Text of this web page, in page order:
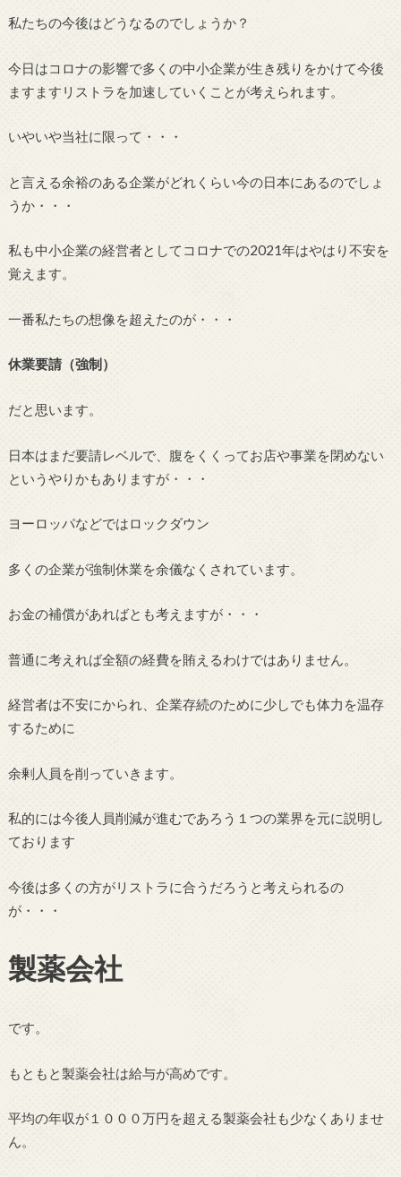
私たちの今後はどうなるのでしょうか？
今日はコロナの影響で多くの中小企業が生き残りをかけて今後
ますますリストラを加速していくことが考えられます。
いやいや当社に限って・・・
と言える余裕のある企業がどれくらい今の日本にあるのでしょ
うか・・・
私も中小企業の経営者としてコロナでの2021年はやはり不安を
覚えます。
一番私たちの想像を超えたのが・・・
休業要請（強制）
だと思います。
日本はまだ要請レベルで、腹をくくってお店や事業を閉めない
というやりかもありますが・・・
ヨーロッパなどではロックダウン
多くの企業が強制休業を余儀なくされています。
お金の補償があればとも考えますが・・・
普通に考えれば全額の経費を賄えるわけではありません。
経営者は不安にかられ、企業存続のために少しでも体力を温存
するために
余剰人員を削っていきます。
私的には今後人員削減が進むであろう１つの業界を元に説明し
ております
今後は多くの方がリストラに合うだろうと考えられるの
が・・・
製薬会社
です。
もともと製薬会社は給与が高めです。
平均の年収が１０００万円を超える製薬会社も少なくありませ
ん。